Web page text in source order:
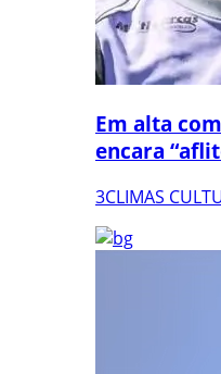
Em alta
encara
3CLIMAS